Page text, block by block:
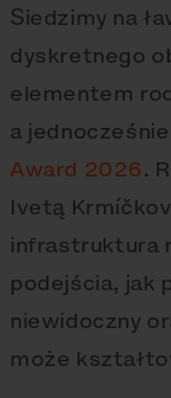
Siedzimy na
dyskretnego
elementem
a
Award 2026.
Ivetą
infrastruktura
podejścia, jak
niewidoczny
może